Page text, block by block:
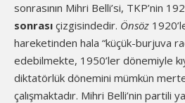
sonrasının Mihri Belli’si, TKP’nin
sonrası çizgisindedir. Önsöz
hareketinden hala “küçük-burjuva
edebilmekte, 1950’ler dönemiyle
diktatörlük dönemini mümkün
çalışmaktadır. Mihri Belli’nin partili